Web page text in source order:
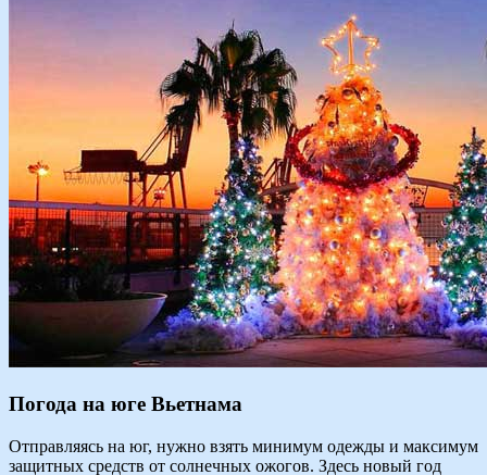
Погода на юге Вьетнама
Отправляясь на юг, нужно взять минимум одежды и максимум
защитных средств от солнечных ожогов. Здесь новый год